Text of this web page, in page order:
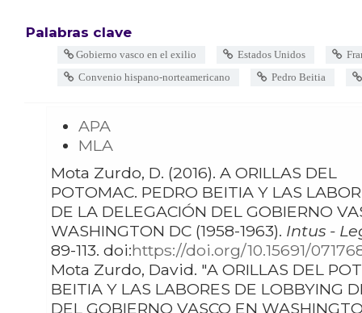
Palabras clave
Gobierno vasco en el exilio Estados Unidos
Convenio hispano-norteamericano
Pedro Beitia
APA
MLA
Mota Zurdo, D. (2016). A ORILLAS DEL
POTOMAC. PEDRO BEITIA Y LAS
DE LA DELEGACIÓN DEL GOBIERNO
WASHINGTON DC (1958-1963). Intus -
89-113. doi:https://doi.org/10.15691/
Mota Zurdo, David. "A ORILLAS DEL POTOMAC. PEDRO
BEITIA Y LAS LABORES DE LOBBYING
DEL GOBIERNO VASCO EN